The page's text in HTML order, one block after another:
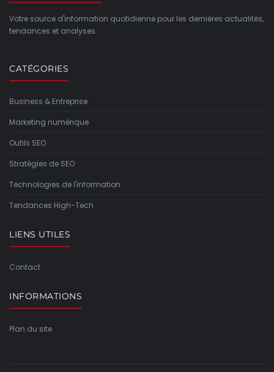
Votre source d'information quotidienne pour les dernières actualités,
tendances et analyses.
CATÉGORIES
Business & Entreprise
Marketing numérique
Outils SEO
Stratégies de SEO
Technologies de l'information
Tendances High-Tech
LIENS UTILES
Contact
INFORMATIONS
Plan du site